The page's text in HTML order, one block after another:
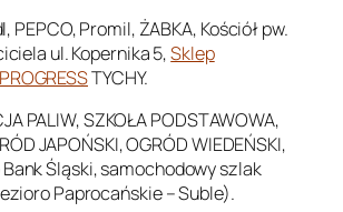
PEPCO, Promil, ŻABKA, Kościół pw.
ul. Kopernika 5,Sklep
TYCHY.
PALIW, SZKOŁA PODSTAWOWA,
JAPOŃSKI, OGRÓD WIEDEŃSKI,
Śląski, samochodowy szlak
Paprocańskie – Suble).